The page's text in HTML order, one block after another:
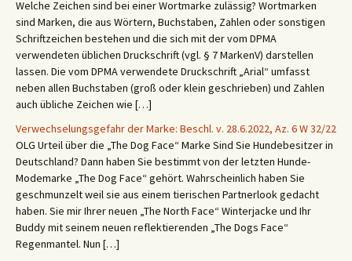
Welche Zeichen sind bei einer Wortmarke zulässig? Wortmarken
sind Marken, die aus Wörtern, Buchstaben, Zahlen oder sonstigen
Schriftzeichen bestehen und die sich mit der vom DPMA
verwendeten üblichen Druckschrift (vgl. § 7 MarkenV) darstellen
lassen. Die vom DPMA verwendete Druckschrift „Arial“ umfasst
neben allen Buchstaben (groß oder klein geschrieben) und Zahlen
auch übliche Zeichen wie […]
Verwechselungsgefahr der Marke: Beschl. v. 28.6.2022, Az. 6 W 32/22
OLG Urteil über die „The Dog Face“ Marke Sind Sie Hundebesitzer in
Deutschland? Dann haben Sie bestimmt von der letzten Hunde-
Modemarke „The Dog Face“ gehört. Wahrscheinlich haben Sie
geschmunzelt weil sie aus einem tierischen Partnerlook gedacht
haben. Sie mir Ihrer neuen „The North Face“ Winterjacke und Ihr
Buddy mit seinem neuen reflektierenden „The Dogs Face“
Regenmantel. Nun […]